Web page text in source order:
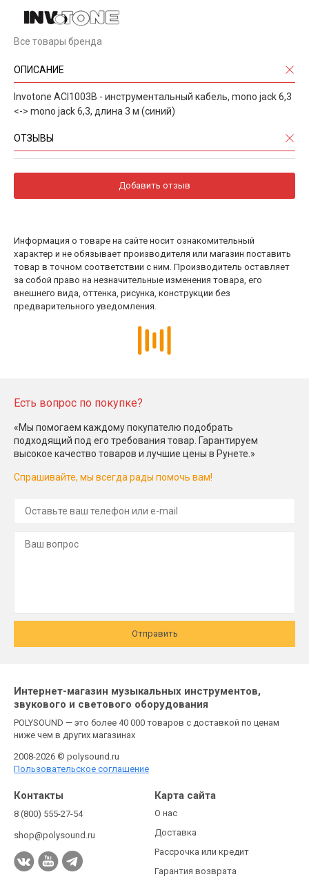
Все товары бренда
ОПИСАНИЕ
Invotone ACI1003B - инструментальный кабель, mono jack 6,3
<-> mono jack 6,3, длина 3 м (синий)
ОТЗЫВЫ
Добавить отзыв
Информация о товаре на сайте носит ознакомительный
характер и не обязывает производителя или магазин поставить
товар в точном соответствии с ним. Производитель оставляет
за собой право на незначительные изменения товара, его
внешнего вида, оттенка, рисунка, конструкции без
предварительного уведомления.
Есть вопрос по покупке?
«Мы помогаем каждому покупателю подобрать
подходящий под его требования товар. Гарантируем
высокое качество товаров и лучшие цены в Рунете.»
Спрашивайте, мы всегда рады помочь вам!
Отправить
Интернет-магазин музыкальных инструментов,
звукового и светового оборудования
POLYSOUND — это более 40 000 товаров с доставкой по ценам
ниже чем в других магазинах
2008-2026 © polysound.ru
Пользовательское соглашение
Контакты
8 (800) 555-27-54
shop@polysound.ru
Карта сайта
О нас
Доставка
Рассрочка или кредит
Гарантия возврата